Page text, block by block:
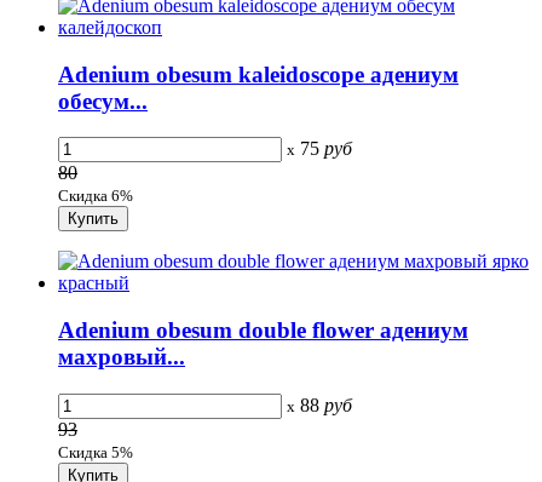
Adenium obesum kaleidoscope адениум
обесум...
x 75 руб
80
Скидка 6%
Adenium obesum double flower адениум
махровый...
x 88 руб
93
Скидка 5%